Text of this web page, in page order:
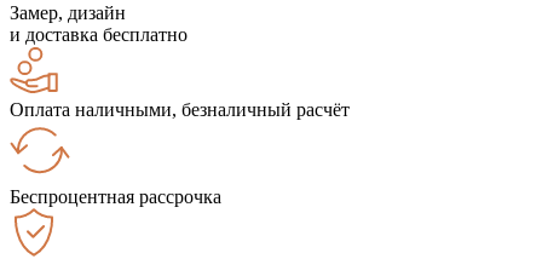
Замер, дизайн
и доставка бесплатно
Оплата наличными, безналичный расчёт
Беспроцентная рассрочка